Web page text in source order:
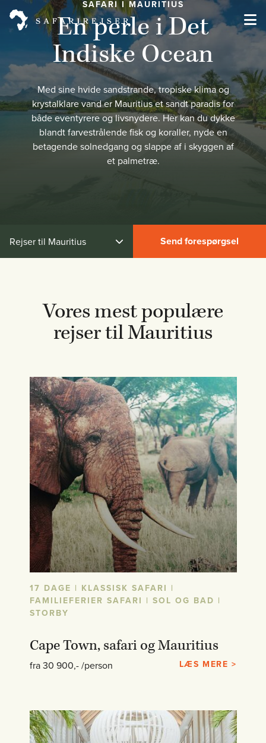
SAFARI I MAURITIUS
En perle i Det
Indiske Ocean
Med sine hvide sandstrande, tropiske klima og
krystalklare vand er Mauritius et sandt paradis for
både eventyrere og livsnydere. Her kan du dykke
blandt farvestrålende fisk og koraller, nyde en
betagende solnedgang og slappe af i skyggen af
et palmetræ.
Rejser til Mauritius Send forespørgsel
Vores mest populære
rejser til Mauritius
17 DAGE | KLASSISK SAFARI |
FAMILIEFERIER SAFARI | SOL OG BAD |
STORBY
Cape Town, safari og Mauritius
fra 30 900,- /person LÆS MERE >